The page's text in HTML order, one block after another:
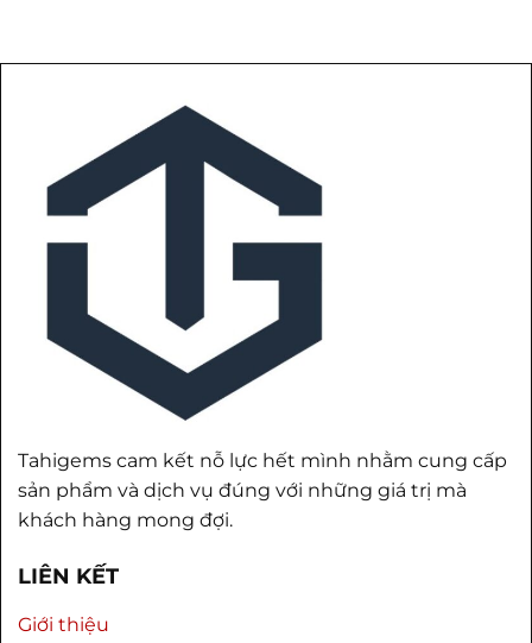
Tahigems cam kết nỗ lực hết mình nhằm cung cấp
sản phẩm và dịch vụ đúng với những giá trị mà
khách hàng mong đợi.
LIÊN KẾT
Giới thiệu